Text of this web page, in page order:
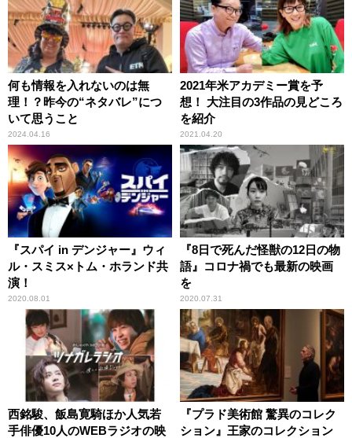
何も情報を入れないのは無
理！？昨今の“ネタバレ”につ
いて思うこと
2024.04.16
2021年米アカデミー賞を予
想！ 大注目の3作品の見どころ
を紹介
2021.04.20
『スパイ in デンジャー』ウィ
ル・スミス×トム・ホランド共
演！
2020.08.01
『8日で死んだ怪獣の12日の物
語』コロナ禍でも最新の映画
を
2020.07.31
西銘駿、飯島寛騎ほか人気若
手俳優10人のWEBラジオの映
『プラド美術館 驚異のコレク
ション』王家のコレクション